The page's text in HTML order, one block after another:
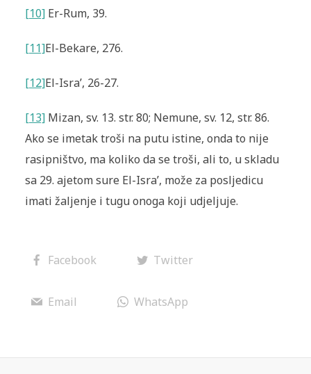
[10]Er-Rum, 39.
[11]El-Bekare, 276.
[12]El-Isra’, 26-27.
[13]Mizan, sv. 13. str. 80; Nemune, sv. 12, str. 86.
Ako se imetak troši na putu istine, onda to nije
rasipništvo, ma koliko da se troši, ali to, u skladu
sa 29. ajetom sure El-Isra’, može za posljedicu
imati žaljenje i tugu onoga koji udjeljuje.
Facebook Twitter
Email WhatsApp